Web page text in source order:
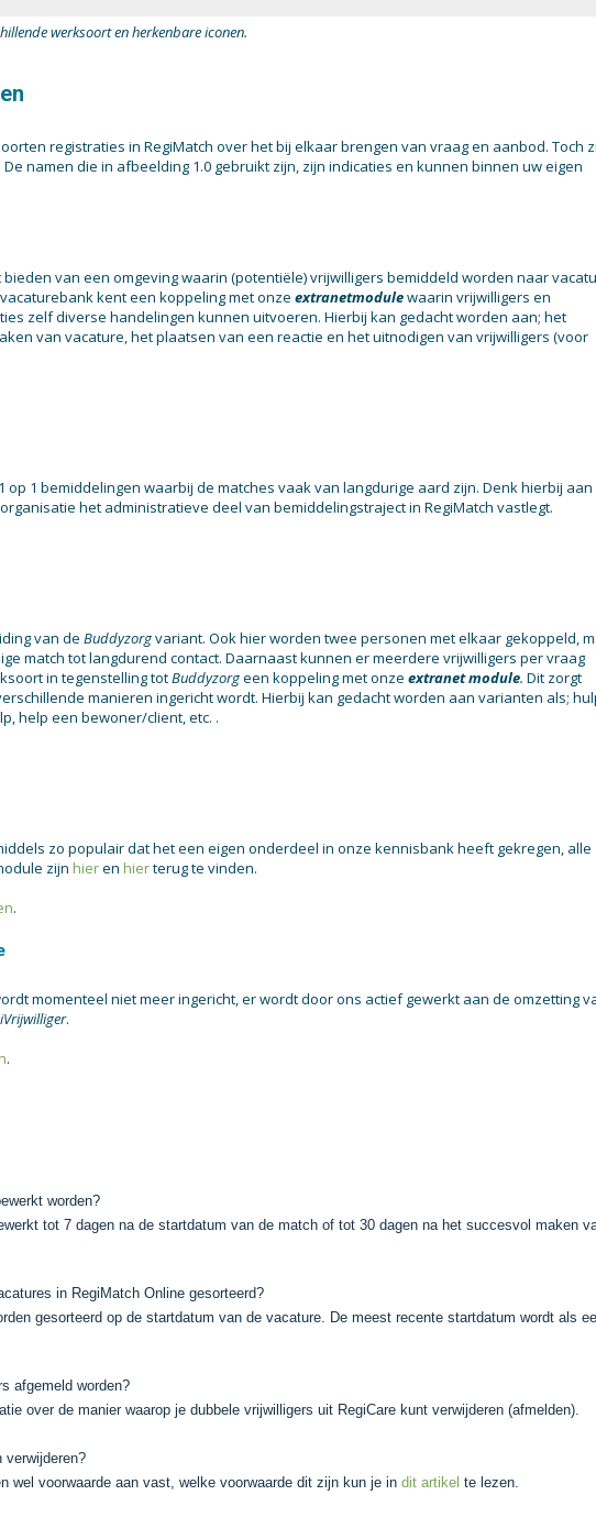
werksoort en herkenbare iconen.
registraties in RegiMatch over het bij elkaar brengen van vraag en aanbod. Toch
namen die in afbeelding 1.0 gebruikt zijn, zijn indicaties en kunnen binnen uw eigen
van een omgeving waarin (potentiële) vrijwilligers bemiddeld worden naar
kent een koppeling met onze extranetmodulewaarin vrijwilligers en
zelf diverse handelingen kunnen uitvoeren. Hierbij kan gedacht worden aan; het
van vacature, het plaatsen van een reactie en het uitnodigen van vrijwilligers (voor
op 1 bemiddelingen waarbij de matches vaak van langdurige aard zijn. Denk hierbij aan
het administratieve deel van bemiddelingstraject in RegiMatch vastlegt.
van de Buddyzorgvariant. Ook hier worden twee personen met elkaar gekoppeld,
match tot langdurend contact. Daarnaast kunnen er meerdere vrijwilligers per vraag
in tegenstelling totBuddyzorgeen koppeling met onze extranet module. Dit zorgt
manieren ingericht wordt. Hierbij kan gedacht worden aan varianten als;
help een bewoner/client, etc. .
zo populair dat het een eigen onderdeel in onze kennisbank heeft gekregen, alle
zijn hieren hierterug te vinden.
.
momenteel niet meer ingericht, er wordt door ons actief gewerkt aan de omzetting
.
.
worden?
tot 7 dagen na de startdatum van de match of tot 30 dagen na het succesvol maken
in RegiMatch Online gesorteerd?
gesorteerd op de startdatum van de vacature. De meest recente startdatum wordt als
afgemeld worden?
over de manier waarop je dubbele vrijwilligers uit RegiCare kunt verwijderen (afmelden).
verwijderen?
wel voorwaarde aan vast, welke voorwaarde dit zijn kun je in dit artikel te lezen.